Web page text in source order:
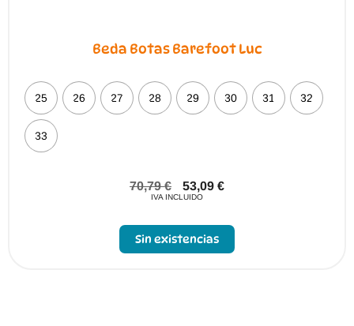
Beda Botas Barefoot Luc
25 26 27 28 29 30 31 32
33
70,79€ 53,09 €
IVA INCLUIDO
Sin existencias